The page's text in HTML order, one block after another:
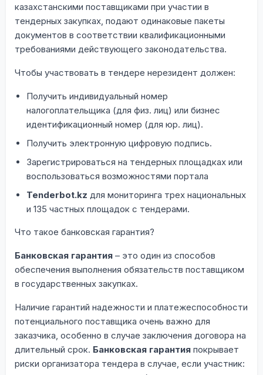
казахстанскими поставщиками при участии в
тендерных закупках, подают одинаковые пакеты
документов в соответствии квалификационными
требованиями действующего законодательства.
Чтобы участвовать в тендере нерезидент должен:
Получить индивидуальный номер
налогоплательщика (для физ. лиц) или бизнес
идентификационный номер (для юр. лиц).
Получить электронную цифровую подпись.
Зарегистрироваться на тендерных площадках или
воспользоваться возможностями портала
Tenderbot.kz для мониторинга трех национальных
и 135 частных площадок с тендерами.
Что такое банковская гарантия?
Банковская гарантия – это один из способов
обеспечения выполнения обязательств поставщиком
в государственных закупках.
Наличие гарантий надежности и платежеспособности
потенциального поставщика очень важно для
заказчика, особенно в случае заключения договора на
длительный срок. Банковская гарантия покрывает
риски организатора тендера в случае, если участник: